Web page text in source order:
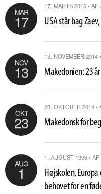
MAR
17
17. MARTS 2015 •
USA står bag
NOV
13
13. NOVEMBER 2014
Makedonien: 23
OKT
23
23. OKTOBER 2014
Makedonsk for
AUG
1
1. AUGUST 1998 •
Højskolen,
behovet for en